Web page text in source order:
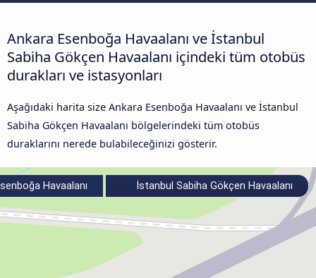
Ankara Esenboğa Havaalanı ve İstanbul
Sabiha Gökçen Havaalanı içindeki tüm otobüs
durakları ve istasyonları
Aşağıdaki harita size Ankara Esenboğa Havaalanı ve İstanbul
Sabiha Gökçen Havaalanı bölgelerindeki tüm otobüs
duraklarını nerede bulabileceğinizi gösterir.
Havaalanı İstanbul Sabiha Gökçen Havaalanı